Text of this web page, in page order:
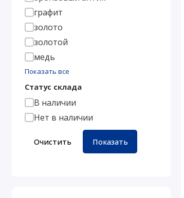
графит
золото
золотой
медь
Показать все
Статус склада
В наличии
Нет в наличии
Очистить Показать